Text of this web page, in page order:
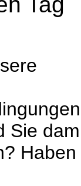
Sie
Haben